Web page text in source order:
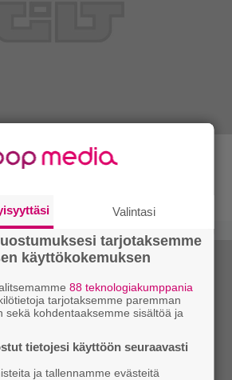
parasta
listattu
Valintasi
tarjotaksemme
käyttökokemuksen
88 teknologiakumppania
tarjotaksemme paremman
sekä kohdentaaksemme sisältöä ja
tietojesi käyttöön seuraavasti
ja tallennamme evästeitä